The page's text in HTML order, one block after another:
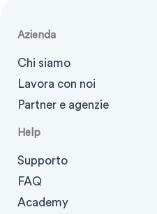
Azienda
Chi siamo
Lavora con noi
Partner e agenzie
Help
Supporto
FAQ
Academy